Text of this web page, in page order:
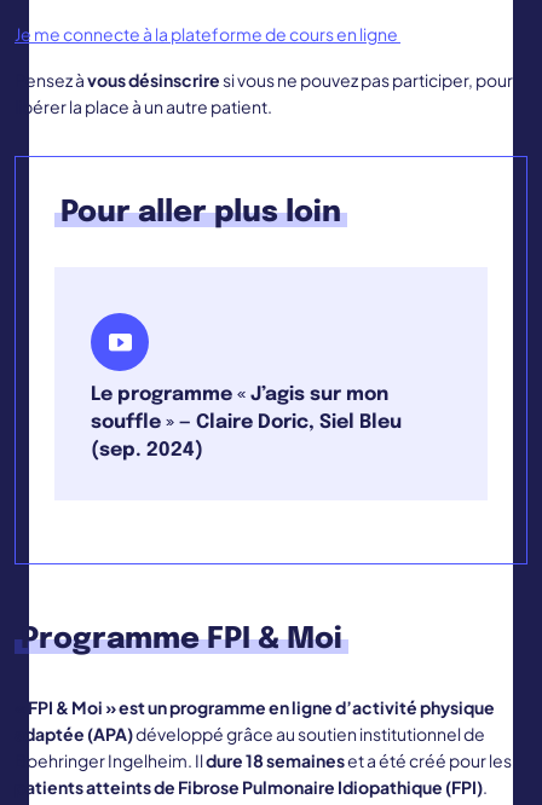
Je me connecte à la plateforme de cours en ligne
Pensez àvous désinscriresi vous ne pouvez pas participer, pour
libérer la place à un autre patient.
Pour aller plus loin
Le programme « J’agis sur mon
souffle » — Claire Doric, Siel Bleu
(sep. 2024)
Programme FPI & Moi
« FPI & Moi » est un programme en ligne d’activité physique
adaptée (APA)développé grâce au soutien institutionnel de
Boehringer Ingelheim. Ildure 18 semaineset a été créé pour les
patients atteints de Fibrose Pulmonaire Idiopathique (FPI).